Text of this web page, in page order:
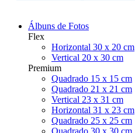
Álbuns de Fotos
Flex
Horizontal 30 x 20 cm
Vertical 20 x 30 cm
Premium
Quadrado 15 x 15 cm
Quadrado 21 x 21 cm
Vertical 23 x 31 cm
Horizontal 31 x 23 cm
Quadrado 25 x 25 cm
Quadrado 30 x 30 cm